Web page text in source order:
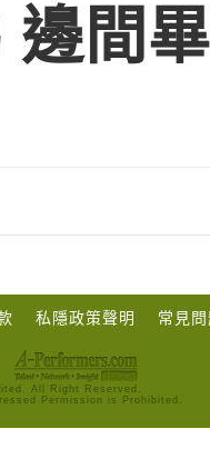
邊間
私隱政策聲明 常見
All Right Reserved.
Permission is Prohibited.